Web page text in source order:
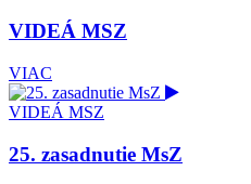
VIDEÁ MSZ
VIAC
VIDEÁ MSZ
25. zasadnutie MsZ